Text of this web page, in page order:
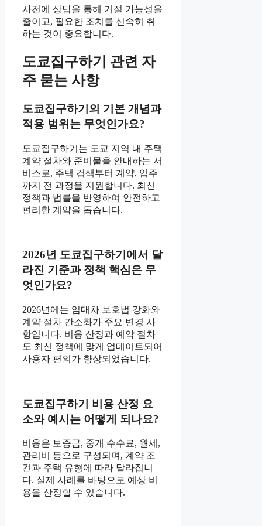
사전에 상담을 통해 거절 가능성을
줄이고, 필요한 조치를 신속히 취
하는 것이 중요합니다.
도쿄집구하기 관련 자
주 묻는 사항
도쿄집구하기의 기본 개념과
적용 범위는 무엇인가요?
도쿄집구하기는 도쿄 지역 내 주택
계약 절차와 준비물을 안내하는 서
비스로, 주택 검색부터 계약, 입주
까지 전 과정을 지원합니다. 최신
정책과 법률을 반영하여 안전하고
편리한 계약을 돕습니다.
2026년 도쿄집구하기에서 달
라진 기준과 정책 핵심은 무
엇인가요?
2026년에는 임대차 보호법 강화와
계약 절차 간소화가 주요 변경 사
항입니다. 비용 산정과 예약 절차
도 최신 정책에 맞게 업데이트되어
사용자 편의가 향상되었습니다.
도쿄집구하기 비용 산정 요
소와 예시는 어떻게 되나요?
비용은 보증금, 중개 수수료, 월세,
관리비 등으로 구성되며, 계약 조
건과 주택 유형에 따라 달라집니
다. 실제 사례를 바탕으로 예상 비
용을 산정할 수 있습니다.